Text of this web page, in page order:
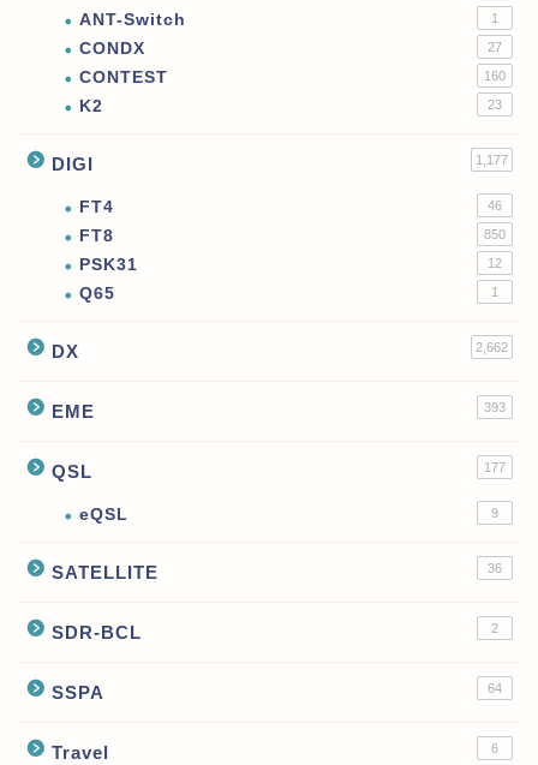
ANT-Switch 1
CONDX 27
CONTEST 160
K2 23
DIGI 1,177
FT4 46
FT8 850
PSK31 12
Q65 1
DX 2,662
EME 393
QSL 177
eQSL 9
SATELLITE 36
SDR-BCL 2
SSPA 64
Travel 6